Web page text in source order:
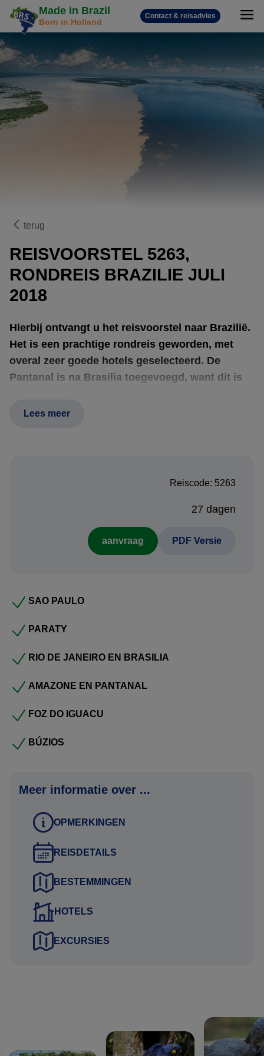
Made in Brazil
Born in Holland
Contact & reisadvies
terug
REISVOORSTEL 5263,
RONDREIS BRAZILIE JULI
2018
Hierbij ontvangt u het reisvoorstel naar Brazilië.
Het is een prachtige rondreis geworden, met
overal zeer goede hotels geselecteerd. De
Pantanal is na Brasilia toegevoegd, want dit is
natuurbestemming van Brazilië voor het
offertetraject. Het is immers een reis op maat.
Uitkijkend naar uw reactie.
namens Travel Counsellors
Lees meer
Reiscode: 5263
27 dagen
aanvraag PDF Versie
SAO PAULO
PARATY
RIO DE JANEIRO EN BRASILIA
AMAZONE EN PANTANAL
FOZ DO IGUACU
BÚZIOS
Meer informatie over ...
OPMERKINGEN
REISDETAILS
BESTEMMINGEN
HOTELS
EXCURSIES